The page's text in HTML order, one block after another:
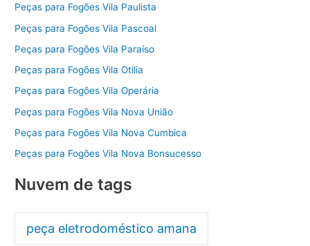
Peças para Fogões Vila Paulista
Peças para Fogões Vila Pascoal
Peças para Fogões Vila Paraíso
Peças para Fogões Vila Otilia
Peças para Fogões Vila Operária
Peças para Fogões Vila Nova União
Peças para Fogões Vila Nova Cumbica
Peças para Fogões Vila Nova Bonsucesso
Nuvem de tags
peça eletrodoméstico amana